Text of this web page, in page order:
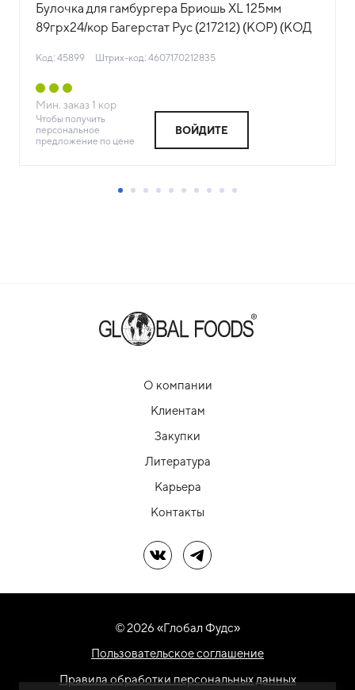
Булочка для гамбургера Бриошь XL 125мм
89грх24/кор Багерстат Рус (217212) (КОР) (КОД
Код: 45899 Штрих-код: 4607170212835
Мин. заказ 1 кор
Чтобы получить
персональное
предложение по цене
ВОЙДИТЕ
О компании
Клиентам
Закупки
Литература
Карьера
Контакты
Мы в ВКМы в Telegram
© 2026 «Глобал Фудс»
Пользовательское соглашение
Правила обработки персональных данных